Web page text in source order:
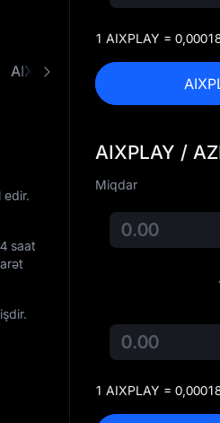
AIXPLAY - AZN Konverteri
edir.
saat
1 AIXPLAY =
AIXPLAY /
Miqdar
1 AIXPLAY =